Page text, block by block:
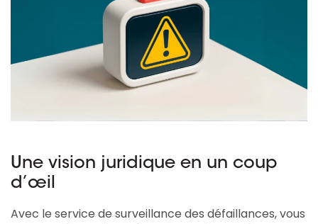
Une vision juridique en un coup
d’œil
Avec le service de surveillance des défaillances, vous